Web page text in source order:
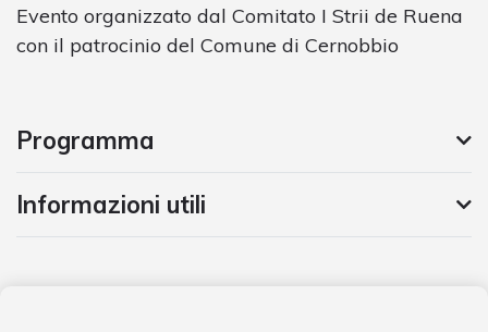
Evento organizzato dal Comitato I Strii de Ruena
con il patrocinio del Comune di Cernobbio
Programma
Informazioni utili